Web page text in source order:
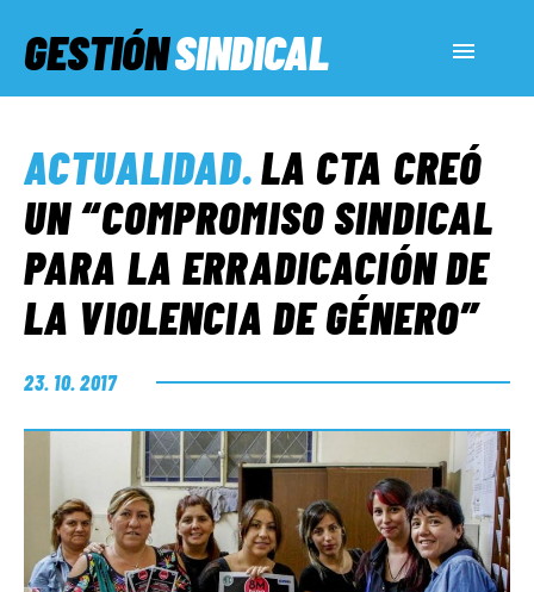
GESTIÓNSINDICAL
SERVICIOS SOCIALES
INFORMES ESPECIALES
FUERA DE MEGÁFONO
EL LADO «G»
ACTUALIDAD.LA CTA CREÓ
UN “COMPROMISO SINDICAL
PARA LA ERRADICACIÓN DE
LA VIOLENCIA DE GÉNERO”
23. 10. 2017